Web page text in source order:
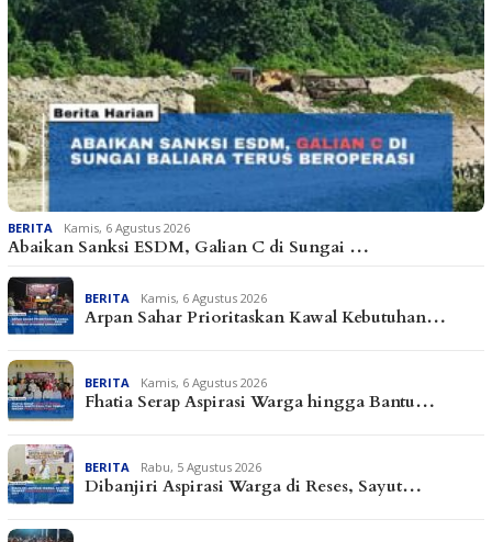
BERITA Kamis, 6 Agustus 2026
Abaikan Sanksi ESDM, Galian C di Sungai …
BERITA Kamis, 6 Agustus 2026
Arpan Sahar Prioritaskan Kawal Kebutuhan…
BERITA Kamis, 6 Agustus 2026
Fhatia Serap Aspirasi Warga hingga Bantu…
BERITA Rabu, 5 Agustus 2026
Dibanjiri Aspirasi Warga di Reses, Sayut…